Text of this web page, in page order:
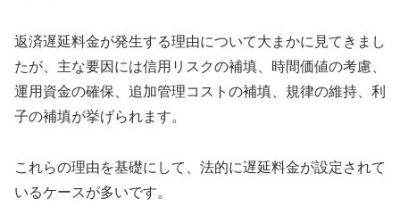
返済遅延料金が発生する理由について大まかに見てきまし
たが、主な要因には信用リスクの補填、時間価値の考慮、
運用資金の確保、追加管理コストの補填、規律の維持、利
子の補填が挙げられます。
これらの理由を基礎にして、法的に遅延料金が設定されて
いるケースが多いです。